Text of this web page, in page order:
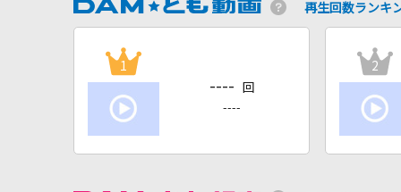
再生回数ランキ
1
---- 回
----
2